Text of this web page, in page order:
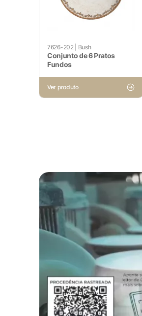
7626-202| Bush
Conjunto de 6 Pratos
Fundos
Ver produto
Os